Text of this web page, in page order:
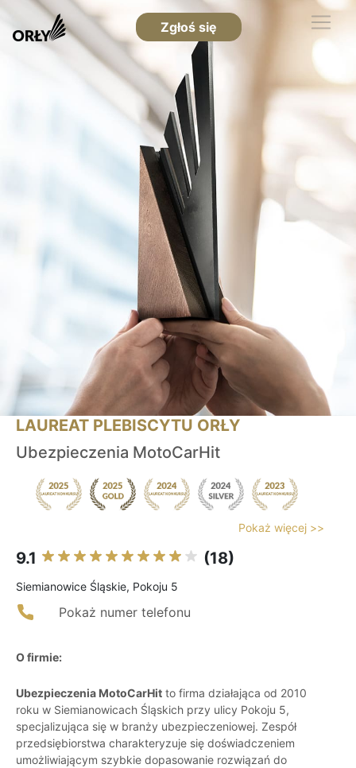
Zgłoś się
LAUREAT PLEBISCYTU ORŁY
Ubezpieczenia MotoCarHit
Pokaż więcej >>
9.1 (18)
Siemianowice Śląskie, Pokoju 5
Pokaż numer telefonu
O firmie:
Ubezpieczenia MotoCarHit to firma działająca od 2010
roku w Siemianowicach Śląskich przy ulicy Pokoju 5,
specjalizująca się w branży ubezpieczeniowej. Zespół
przedsiębiorstwa charakteryzuje się doświadczeniem
umożliwiającym szybkie dopasowanie rozwiązań do